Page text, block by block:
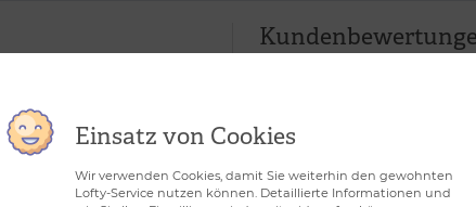
10 63110 Rodgau,
Tilo Degenhardt,
Einsatz von Cookies
Wir verwenden Cookies, damit Sie weiterhin den gewohnten
Lofty-Service nutzen können. Detaillierte Informationen und